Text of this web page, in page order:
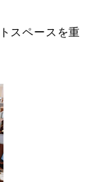
スペースを重